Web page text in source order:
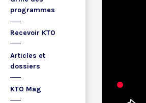
programmes
Recevoir KTO
Articles et
dossiers
KTO Mag